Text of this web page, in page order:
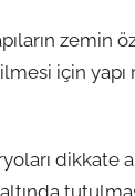
zemin
için
dikkate